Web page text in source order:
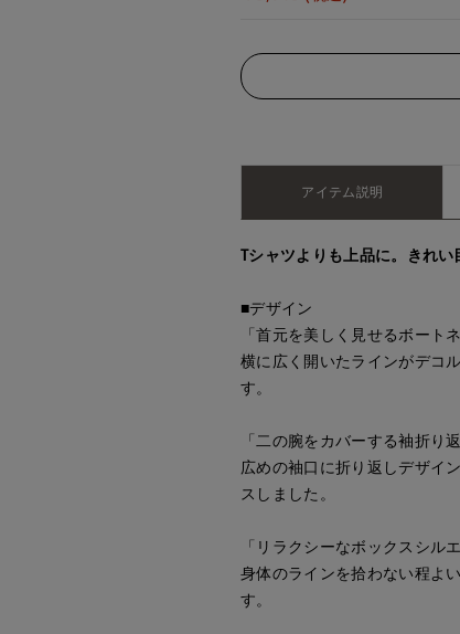
アイテム説明
Tシャツよりも上品に。きれい
■デザイン
「首元を美しく見せるボートネ
横に広く開いたラインがデコ
す。
「二の腕をカバーする袖折り返
広めの袖口に折り返しデザイ
スしました。
「リラクシーなボックスシルエ
身体のラインを拾わない程よ
す。